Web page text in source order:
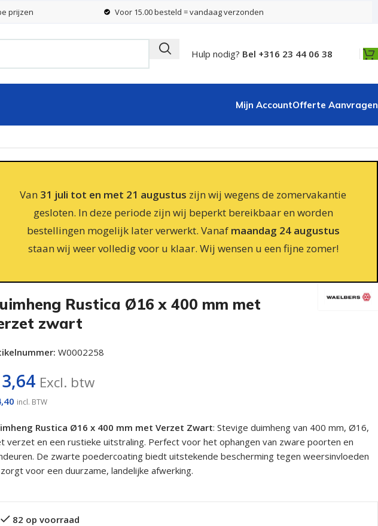
prijzen Voor 15.00 besteld = vandaag verzonden
Hulp nodig? Bel +316 23 44 06 38
Mijn AccountOfferte Aanvragen
Van 31 juli tot en met 21 augustus zijn wij wegens de zomervakantie
gesloten. In deze periode zijn wij beperkt bereikbaar en worden
bestellingen mogelijk later verwerkt. Vanaf maandag 24 augustus
staan wij weer volledig voor u klaar. Wij wensen u een fijne zomer!
Rustica Ø16 x 400 mm met
zwart
W0002258
3,64 Excl. btw
incl. BTW
Rustica Ø16 x 400 mm met Verzet Zwart: Stevige duimheng van 400 mm, Ø16,
verzet en een rustieke uitstraling. Perfect voor het ophangen van zware poorten en
De zwarte poedercoating biedt uitstekende bescherming tegen weersinvloeden
voor een duurzame, landelijke afwerking.
82 op voorraad